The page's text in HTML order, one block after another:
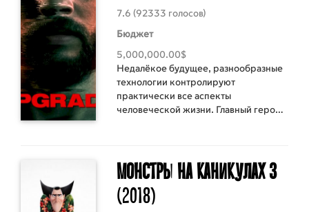
7.6 (92333 голосов)
Бюджет
5,000,000.00$
Недалёкое будущее, разнообразные
технологии контролируют
практически все аспекты
человеческой жизни. Главный герой -
погибла его жена. Вскоре некий
миллионер-разработчик предлагает
Грею уникальный метод для
избавления от паралича, с помощью
Монстры на каникулах 3
(2018)